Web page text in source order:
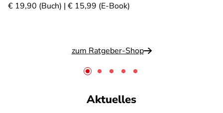
€ 19,90 (Buch) | € 15,99 (E-Book)
zum Ratgeber-Shop
Aktuelles